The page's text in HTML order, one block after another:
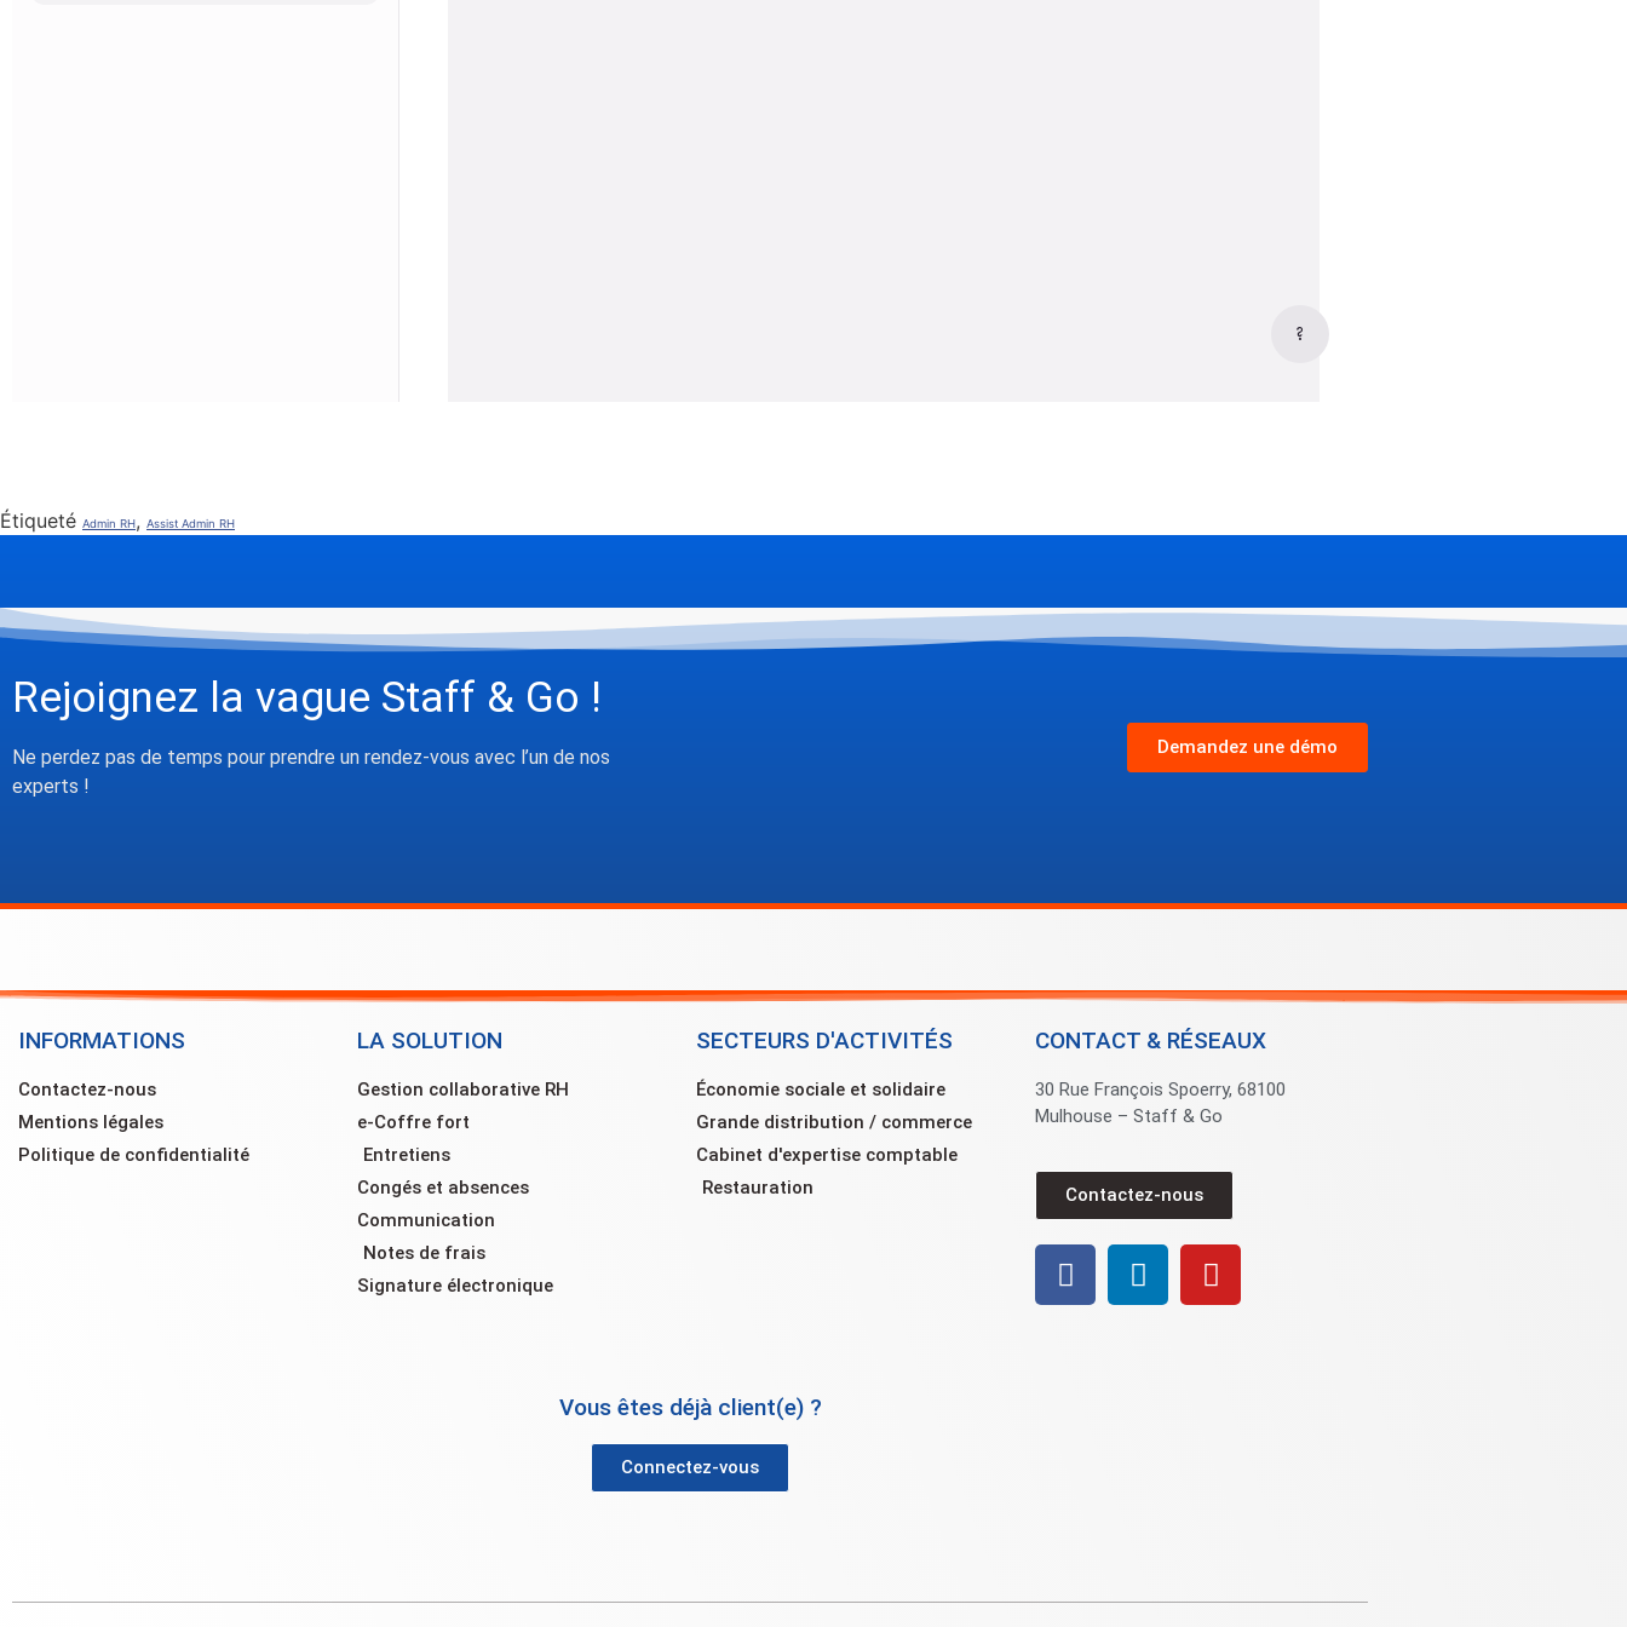
Étiqueté Admin RH, Assist Admin RH
Rejoignez la vague Staff & Go !
Ne perdez pas de temps pour prendre un rendez-vous avec l’un de nos
experts !
Demandez une démo
INFORMATIONS
Contactez-nous
Mentions légales
Politique de confidentialité
LA SOLUTION
Gestion collaborative RH
e-Coffre fort
Entretiens
Congés et absences
Communication
Notes de frais
Signature électronique
SECTEURS D'ACTIVITÉS
Économie sociale et solidaire
Grande distribution / commerce
Cabinet d'expertise comptable
Restauration
CONTACT & RÉSEAUX
30 Rue François Spoerry, 68100
Mulhouse – Staff & Go
Contactez-nous
Vous êtes déjà client(e) ?
Connectez-vous